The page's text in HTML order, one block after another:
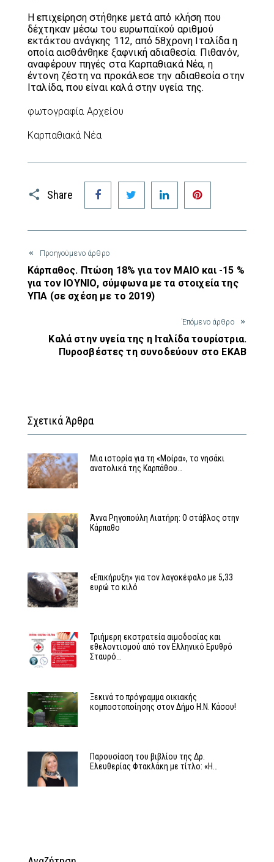
Η επιχείρηση στήθηκε μετά από κλήση που
δέχτηκαν μέσω του ευρωπαϊκού αριθμού
εκτάκτου ανάγκης 112, από 58χρονη Ιταλίδα η
οποία αισθάνθηκε ξαφνική αδιαθεσία. Πιθανόν,
αναφέρουν πηγές στα Καρπαθιακά Νέα, η
έντονη ζέστη να προκάλεσε την αδιαθεσία στην
Ιταλίδα, που είναι καλά στην υγεία της.
φωτογραφία Αρχείου
Kαρπαθιακά Νέα
Share
Facebook Twitter LinkedIn
Προηγούμενο άρθρο
Κάρπαθος. Πτώση 18% για τον ΜΑΙΟ και -15 %
για τον ΙΟΥΝΙΟ, σύμφωνα με τα στοιχεία της
ΥΠΑ (σε σχέση με το 2019)
Έπόμενο άρθρο
Καλά στην υγεία της η Ιταλίδα τουρίστρια.
Πυροσβέστες τη συνοδεύουν στο ΕΚΑΒ
Σχετικά Άρθρα
Μια ιστορία για τη «Μοίρα», το νησάκι
ανατολικά της Καρπάθου…
Άννα Ρηγοπούλη Λιατήρη: Ο στάβλος στην
Κάρπαθο
«Επικήρυξη» για τον λαγοκέφαλο με 5,33
ευρώ το κιλό
Τριήμερη εκστρατεία αιμοδοσίας και
εθελοντισμού από τον Ελληνικό Ερυθρό
Σταυρό…
Ξεκινά το πρόγραμμα οικιακής
κομποστοποίησης στον Δήμο Η.Ν. Κάσου!
Παρουσίαση του βιβλίου της Δρ.
Ελευθερίας Φτακλάκη με τίτλο: «Η…